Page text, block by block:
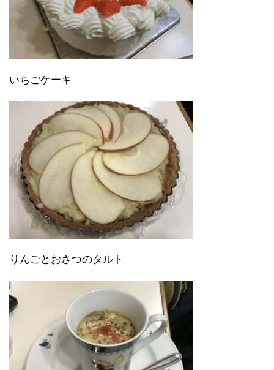
いちごケーキ
りんごとおさつのタルト